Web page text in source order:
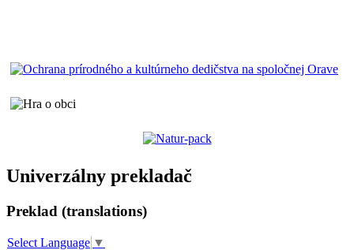
Univerzálny prekladač
Preklad (translations)
Select Language ▼